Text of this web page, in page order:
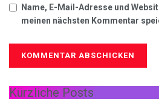
Name, E-Mail-Adresse und
meinen nächsten Kommentar
Kürzliche Posts